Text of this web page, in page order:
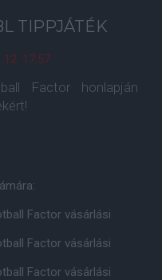
TIPPJÁTÉK
17:57
Factor honlapján
Factor vásárlási
Factor vásárlási
Factor vásárlási